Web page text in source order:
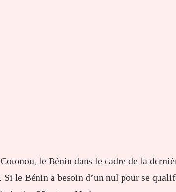
le Bénin dans le cadre de la
le Bénin a besoin d’un nul pour se